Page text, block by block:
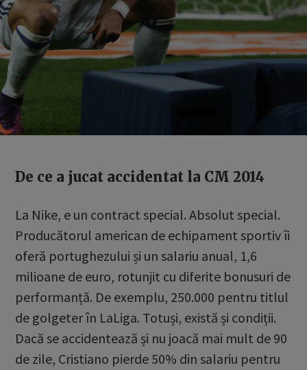
De ce a jucat accidentat la CM 2014
La Nike, e un contract special. Absolut special.
Producătorul american de echipament sportiv îi
oferă portughezului și un salariu anual, 1,6
milioane de euro, rotunjit cu diferite bonusuri de
performanță. De exemplu, 250.000 pentru titlul
de golgeter în LaLiga. Totuși, există și condiții.
Dacă se accidentează și nu joacă mai mult de 90
de zile, Cristiano pierde 50% din salariu pentru